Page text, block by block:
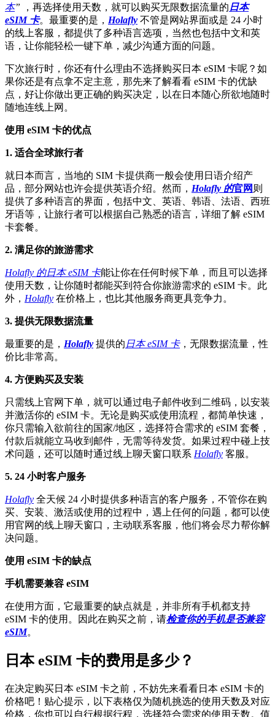
本” ，再选择使用天数，就可以购买无限数据流量的日本
eSIM 卡。最重要的是， Holafly 不管是网站界面或是 24 小时
的线上客服，都提供了多种语言选项，当然也包括中文和英
语，让你能轻松一键下单，减少沟通方面的问题。
下次旅行时，你还有什么理由不选择购买日本 eSIM 卡呢？如
果你还是有点拿不定主意，那先来了解看看 eSIM 卡的优缺
点，好让你做出更正确的购买决定，以在日本随心所欲地随时
随地连线上网。
使用 eSIM 卡的优点
1. 适合全球旅行者
就日本而言，当地的 SIM 卡提供商一般会使用日语介绍产
品，部分网站也许会提供英语介绍。然而， Holafly 的官网 则
提供了多种语言的界面，包括中文、英语、韩语、法语、西班
牙语等，让旅行者可以根据自己熟悉的语言，详细了解 eSIM
卡套餐。
2. 满足你的旅游需求
Holafly 的日本 eSIM 卡能让你在任何时候下单，而且可以选择
使用天数，让你随时都能买到符合你旅游需求的 eSIM 卡。此
外， Holafly 在价格上，也比其他服务商更具竞争力。
3. 提供无限数据流量
最重要的是， Holafly 提供的日本 eSIM 卡，无限数据流量，性
价比非常高。
4. 方便购买及安装
只需线上官网下单，就可以通过电子邮件收到二维码，以安装
并激活你的 eSIM 卡。无论是购买或使用流程，都简单快速，
你只需输入欲前往的国家/地区，选择符合需求的 eSIM 套餐，
付款后就能立马收到邮件，无需等待发货。如果过程中碰上技
术问题，还可以随时通过线上聊天窗口联系 Holafly 客服。
5. 24 小时客户服务
Holafly 全天候 24 小时提供多种语言的客户服务，不管你在购
买、安装、激活或使用的过程中，遇上任何的问题，都可以使
用官网的线上聊天窗口，主动联系客服，他们将会尽力帮你解
决问题。
使用 eSIM 卡的缺点
手机需要兼容 eSIM
在使用方面，它最重要的缺点就是，并非所有手机都支持
eSIM 卡的使用。因此在购买之前，请检查你的手机是否兼容
eSIM。
日本 eSIM 卡的费用是多少？
在决定购买日本 eSIM 卡之前，不妨先来看看日本 eSIM 卡的
价格吧！贴心提示，以下表格仅为随机挑选的使用天数及对应
价格，你也可以自行根据行程，选择符合需求的使用天数。值